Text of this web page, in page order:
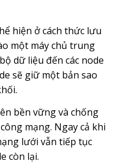
hiện ở cách thức lưu
một máy chủ trung
dữ liệu đến các node
sẽ giữ một bản sao
bền vững và chống
mạng. Ngay cả khi
lưới vẫn tiếp tục
còn lại.